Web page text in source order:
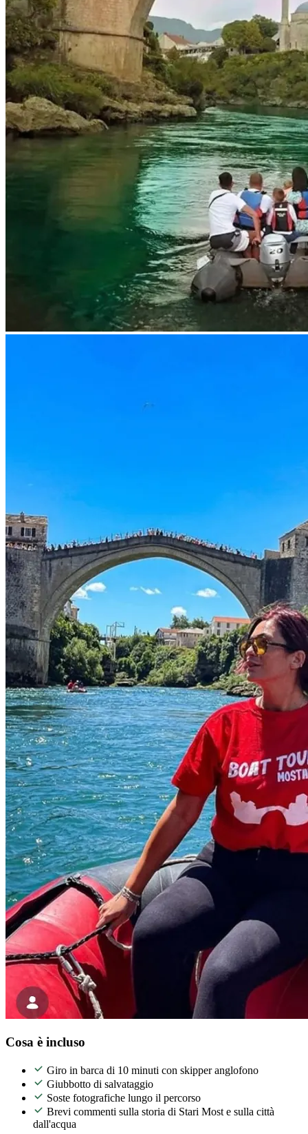
Cosa è incluso
Giro in barca di 10 minuti con skipper anglofono
Giubbotto di salvataggio
Soste fotografiche lungo il percorso
Brevi commenti sulla storia di Stari Most e sulla città
dall'acqua